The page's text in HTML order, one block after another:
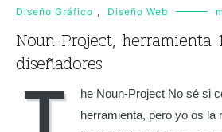
Diseño Gráfico , Diseño Web
Noun-Project, herramienta
diseñadores
T
he Noun-Project No sé si
herramienta, pero yo os la